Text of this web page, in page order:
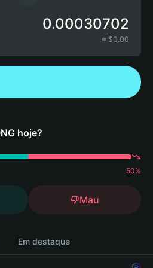
0.00030702
≈ $0.00
hoje?
50%
Mau
Em destaque